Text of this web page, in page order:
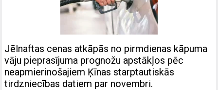
Jēlnaftas cenas atkāpās no pirmdienas kāpuma
vāju pieprasījuma prognožu apstākļos pēc
neapmierinošajiem Ķīnas starptautiskās
tirdzniecības datiem par novembri.